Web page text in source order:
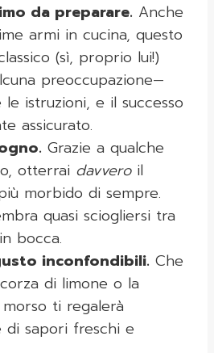
da preparare. Anche
armi in cucina, questo
(sì, proprio lui!)
preoccupazione—
le istruzioni, e il successo
assicurato.
Grazie a qualche
otterrai davveroil
morbido di sempre.
quasi sciogliersi tra
bocca.
inconfondibili. Che
di limone o la
ti regalerà
di sapori freschi e